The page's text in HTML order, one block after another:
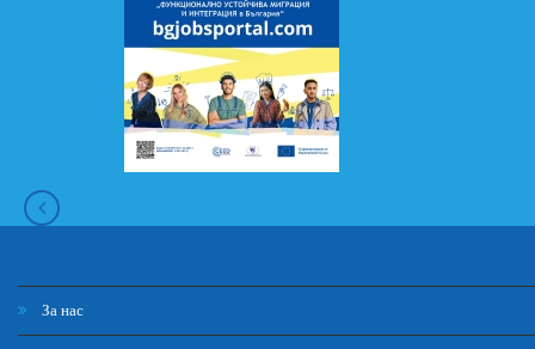
За нас